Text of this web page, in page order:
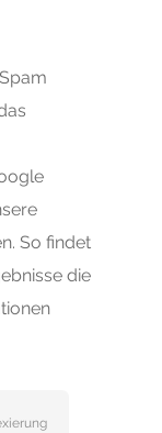
So findet
die